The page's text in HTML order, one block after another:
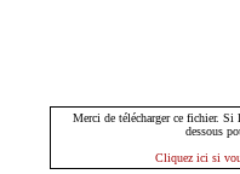
Merci de télécharger ce fichier. Si
dessous
Cliquez ici si